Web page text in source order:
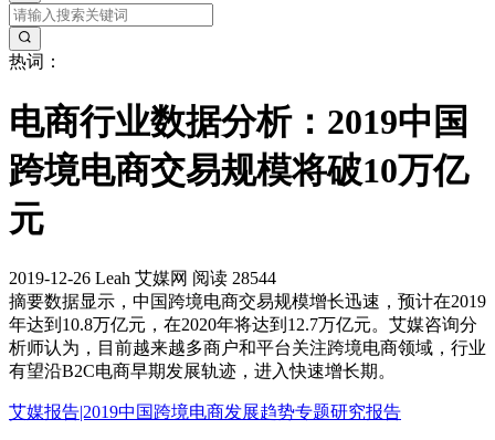
热词：
电商行业数据分析：2019中国
跨境电商交易规模将破10万亿
元
2019-12-26 Leah 艾媒网 阅读 28544
摘要数据显示，中国跨境电商交易规模增长迅速，预计在2019
年达到10.8万亿元，在2020年将达到12.7万亿元。艾媒咨询分
析师认为，目前越来越多商户和平台关注跨境电商领域，行业
有望沿B2C电商早期发展轨迹，进入快速增长期。
艾媒报告|2019中国跨境电商发展趋势专题研究报告